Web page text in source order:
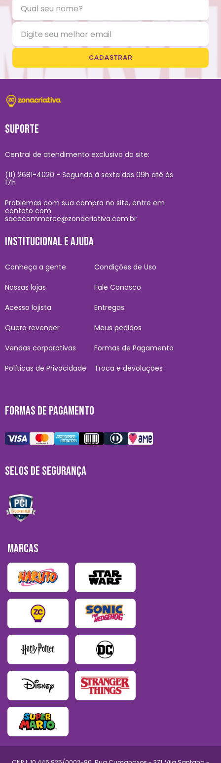
CADASTRAR
SUPORTE
Central de atendimento exclusivo do site:
(11) 2681-4020 - Segunda à sexta das 09h até às
17h
Problemas com sua compra no site, entre em
contato com
sacecommerce@zonacriativa.com.br
INSTITUCIONAL E AJUDA
Conheça a gente
Nossas lojas
Acesso lojista
Quero revender
Vendas corporativas
Políticas de Privacidade
Condições de Uso
Fale Conosco
Entregas
Meus pedidos
Formas de Pagamento
Troca e devoluções
FORMAS DE PAGAMENTO
SELOS DE SEGURANÇA
MARCAS